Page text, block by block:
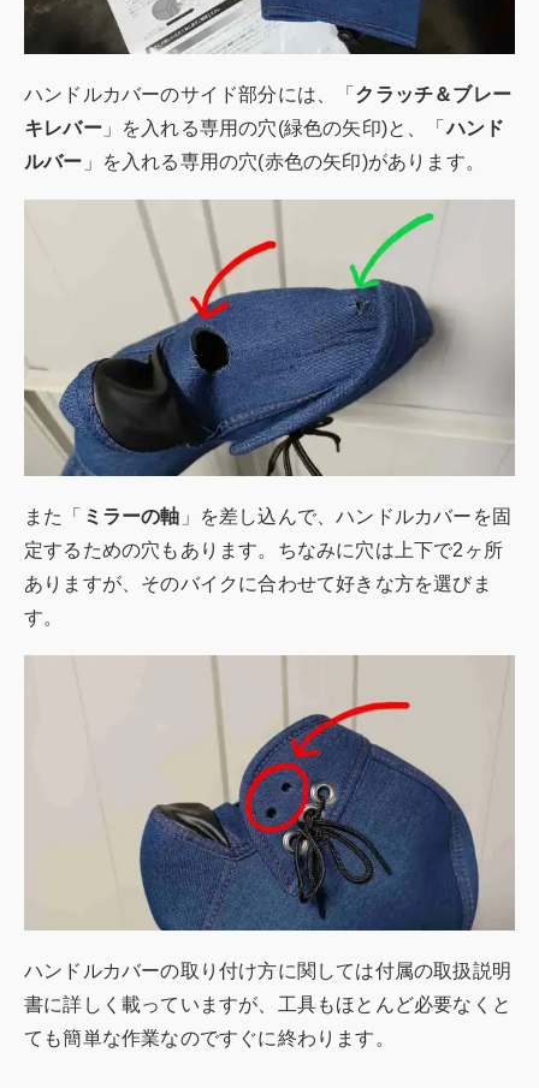
ハンドルカバーのサイド部分には、「 クラッチ＆ブレー
キレバー」を入れる専用の穴(緑色の矢印)と、「ハンド
ルバー 」を入れる専用の穴(赤色の矢印)があります。
また「 ミラーの軸 」を差し込んで、ハンドルカバーを固
定するための穴もあります。ちなみに穴は上下で2ヶ所
ありますが、そのバイクに合わせて好きな方を選びま
す。
ハンドルカバーの取り付け方に関しては付属の取扱説明
書に詳しく載っていますが、工具もほとんど必要なくと
ても簡単な作業なのですぐに終わります。